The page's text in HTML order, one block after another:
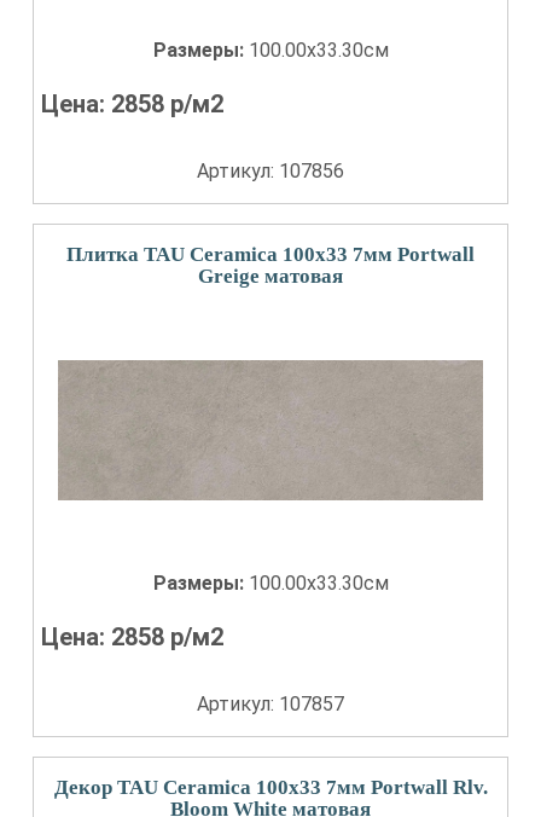
Размеры: 100.00x33.30см
Цена: 2858 р/м2
Артикул: 107856
Плитка TAU Ceramica 100x33 7мм Portwall
Greige матовая
Размеры: 100.00x33.30см
Цена: 2858 р/м2
Артикул: 107857
Декор TAU Ceramica 100x33 7мм Portwall Rlv.
Bloom White матовая